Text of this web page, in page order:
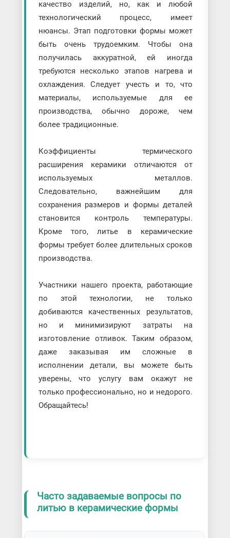
качество изделий, но, как и любой
технологический процесс, имеет
нюансы. Этап подготовки формы может
быть очень трудоемким. Чтобы она
получилась аккуратной, ей иногда
требуются несколько этапов нагрева и
охлаждения. Следует учесть и то, что
материалы, используемые для ее
производства, обычно дороже, чем
более традиционные.
Коэффициенты термического
расширения керамики отличаются от
используемых металлов.
Следовательно, важнейшим для
сохранения размеров и формы деталей
становится контроль температуры.
Кроме того, литье в керамические
формы требует более длительных сроков
производства.
Участники нашего проекта, работающие
по этой технологии, не только
добиваются качественных результатов,
но и минимизируют затраты на
изготовление отливок. Таким образом,
даже заказывая им сложные в
исполнении детали, вы можете быть
уверены, что услугу вам окажут не
только профессионально, но и недорого.
Обращайтесь!
Часто задаваемые вопросы по
литью в керамические формы